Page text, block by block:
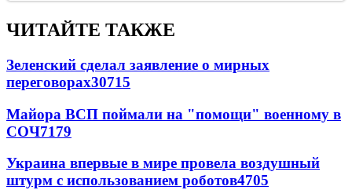
ЧИТАЙТЕ ТАКЖЕ
Зеленский сделал заявление о мирных
переговорах30715
Майора ВСП поймали на "помощи" военному в
СОЧ7179
Украина впервые в мире провела воздушный
штурм с использованием роботов4705